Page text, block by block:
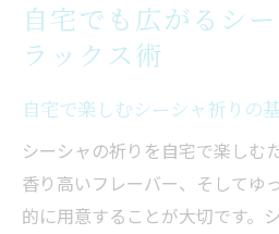
自宅でも広がるシ
ラックス術
自宅で楽しむシーシャ祈りの
シーシャの祈りを自宅で楽しむ
香り高いフレーバー、そしてゆ
的に用意することが大切です。